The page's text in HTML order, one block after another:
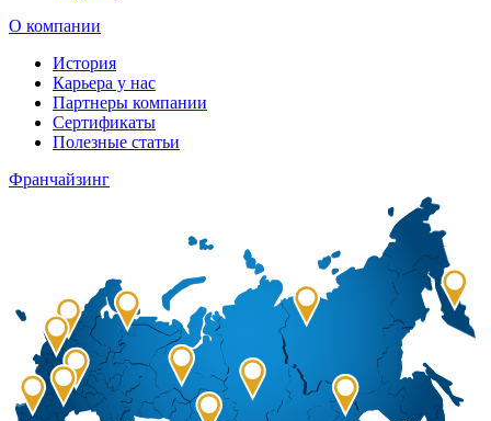
О компании
История
Карьера у нас
Партнеры компании
Сертификаты
Полезные статьи
Франчайзинг